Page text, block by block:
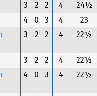
3 2 2 4 24½
4 0 3 4
23
3 2 2 4 22½
3 2 2 4 22½
4 0 3 4 22½